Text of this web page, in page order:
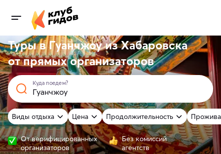
Туры в Гуанчжоу из Хабаровска
отпрямыхорганизаторов
Куда поедем?
Виды отдыха Цена Продолжительность
От верифицированных
организаторов
Без комиссий
агентств